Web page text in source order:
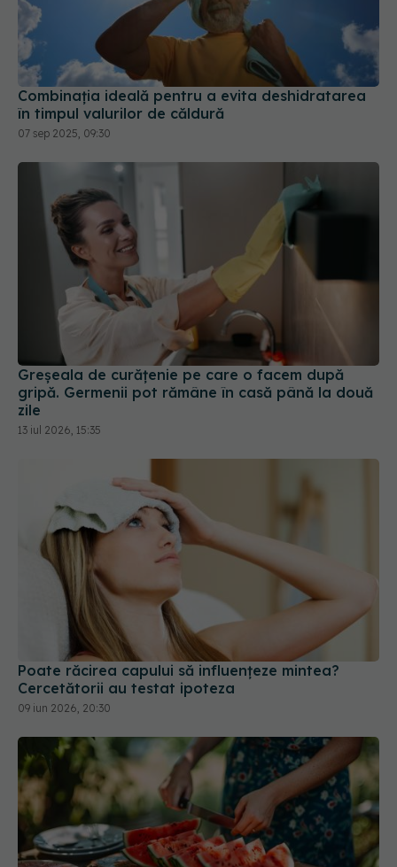
Combinația ideală pentru a evita deshidratarea
în timpul valurilor de căldură
07 sep 2025, 09:30
Greșeala de curățenie pe care o facem după
gripă. Germenii pot rămâne în casă până la două
13 iul 2026, 15:35
Poate răcirea capului să influențeze mintea?
Cercetătorii au testat ipoteza
09 iun 2026, 20:30